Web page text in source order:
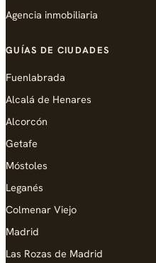
Agencia inmobiliaria
GUÍAS DE CIUDADES
Fuenlabrada
Alcalá de Henares
Alcorcón
Getafe
Móstoles
Leganés
Colmenar Viejo
Madrid
Las Rozas de Madrid